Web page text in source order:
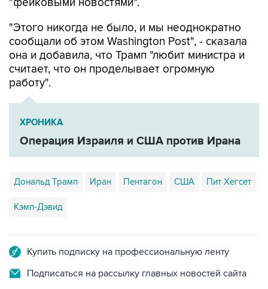
"фейковыми новостями".
"Этого никогда не было, и мы неоднократно
сообщали об этом Washington Post", - сказала
она и добавила, что Трамп "любит министра и
считает, что он проделывает огромную
работу".
ХРОНИКА
Операция Израиля и США против Ирана
Дональд Трамп Иран Пентагон США Пит Хегсет
Кэмп-Дэвид
Купить подписку на профессиональную ленту
Подписаться на рассылку главных новостей сайта